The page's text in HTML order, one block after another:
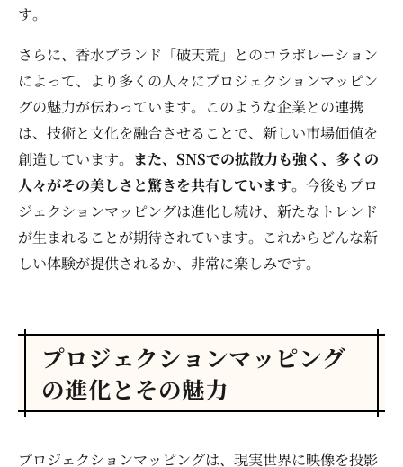
す。
さらに、香水ブランド「破天荒」とのコラボレーション
によって、より多くの人々にプロジェクションマッピン
グの魅力が伝わっています。このような企業との連携
は、技術と文化を融合させることで、新しい市場価値を
創造しています。 また、SNSでの拡散力も強く、多くの
人々がその美しさと驚きを共有しています。 今後もプロ
ジェクションマッピングは進化し続け、新たなトレンド
が生まれることが期待されています。これからどんな新
しい体験が提供されるか、非常に楽しみです。
プロジェクションマッピング
の進化とその魅力
プロジェクションマッピングは、現実世界に映像を投影